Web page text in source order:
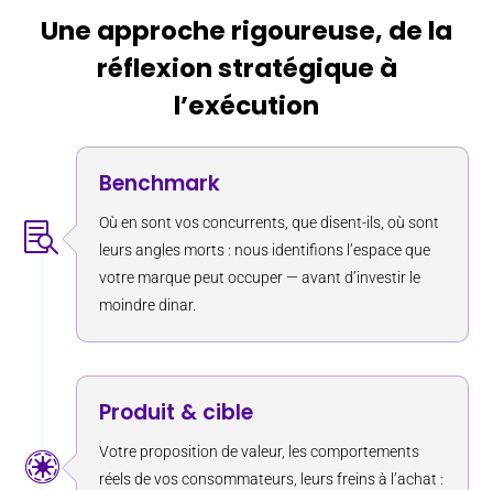
Une approche rigoureuse, de la
réflexion stratégique à
l’exécution

Benchmark
Où en sont vos concurrents, que disent-ils, où sont
leurs angles morts : nous identifions l’espace que
votre marque peut occuper — avant d’investir le
moindre dinar.

Produit & cible
Votre proposition de valeur, les comportements
réels de vos consommateurs, leurs freins à l’achat :